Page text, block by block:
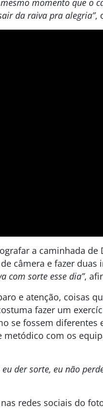
da raiva pra alegria”,
a caminhada de
câmera e fazer duas
com sorte esse dia”,
e atenção, coisas
fazer um
se fossem diferentes
com os
der sorte, eu não
redes sociais do